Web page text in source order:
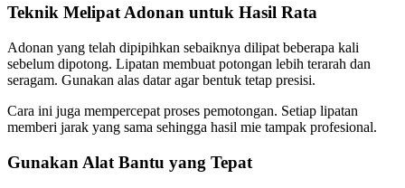
Teknik Melipat Adonan untuk Hasil Rata
Adonan yang telah dipipihkan sebaiknya dilipat beberapa kali
sebelum dipotong. Lipatan membuat potongan lebih terarah dan
seragam. Gunakan alas datar agar bentuk tetap presisi.
Cara ini juga mempercepat proses pemotongan. Setiap lipatan
memberi jarak yang sama sehingga hasil mie tampak profesional.
Gunakan Alat Bantu yang Tepat